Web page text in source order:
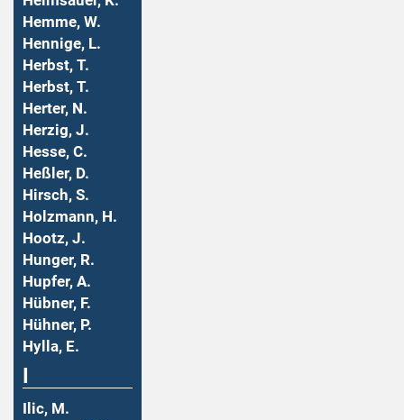
Hemme, W.
Hennige, L.
Herbst, T.
Herbst, T.
Herter, N.
Herzig, J.
Hesse, C.
Heßler, D.
Hirsch, S.
Holzmann, H.
Hootz, J.
Hunger, R.
Hupfer, A.
Hübner, F.
Hühner, P.
Hylla, E.
Ilic, M.